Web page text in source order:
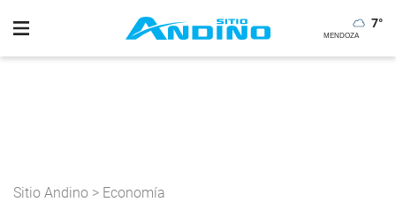
7°
Sitio Andino > Economía